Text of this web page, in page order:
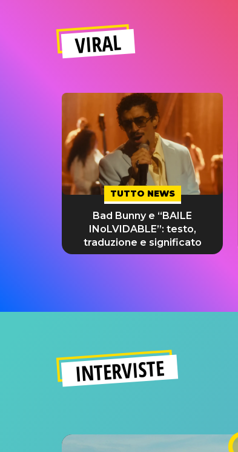
VIRAL
TUTTO NEWS
Bad Bunny e “BAILE
INoLVIDABLE”: testo,
traduzione e significato
INTERVISTE